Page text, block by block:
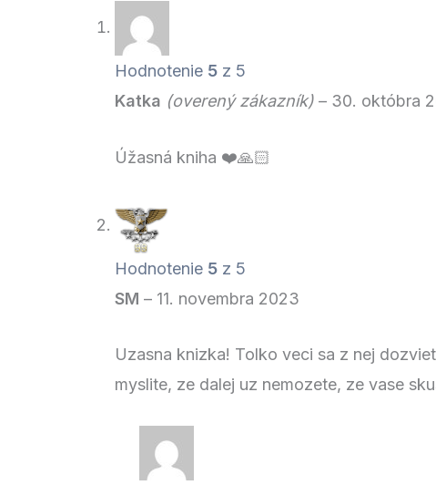
Hodnotenie 5 z 5
Katka (overený zákazník) – 30. októbra
Úžasná kniha ❤️🙏🏻
Hodnotenie 5 z 5
SM – 11. novembra 2023
Uzasna knizka! Tolko veci sa z nej
myslite, ze dalej uz nemozete, ze vase